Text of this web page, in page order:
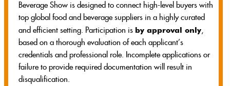
Beverage Show is designed to connect high-level buyers with
top global food and beverage suppliers in a highly curated
and efficient setting. Participation is by approval only,
based on a thorough evaluation of each applicant’s
credentials and professional role. Incomplete applications or
failure to provide required documentation will result in
disqualification.